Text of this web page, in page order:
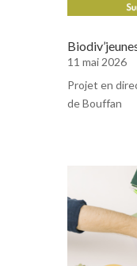
11 mai 2026
Projet en
de Bouffan